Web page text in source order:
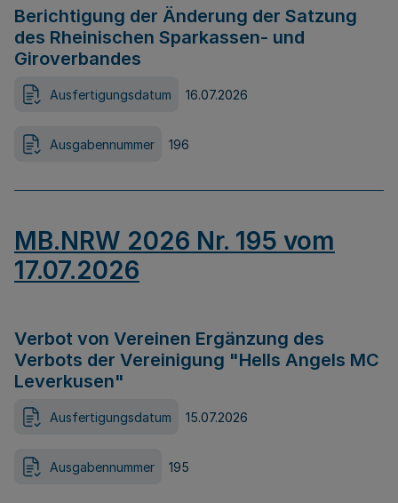
Berichtigung der Änderung der Satzung
des Rheinischen Sparkassen- und
Giroverbandes
Ausfertigungsdatum 16.07.2026
Ausgabennummer 196
MB.NRW 2026 Nr. 195 vom
17.07.2026
Verbot von Vereinen Ergänzung des
Verbots der Vereinigung "Hells Angels MC
Leverkusen"
Ausfertigungsdatum 15.07.2026
Ausgabennummer 195